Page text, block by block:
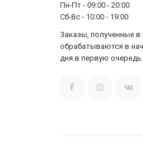
Пн-Пт - 09:00 - 20:00
Сб-Вс - 10:00 - 19:00
Заказы, полученные в
обрабатываются в
дня в первую очередь.